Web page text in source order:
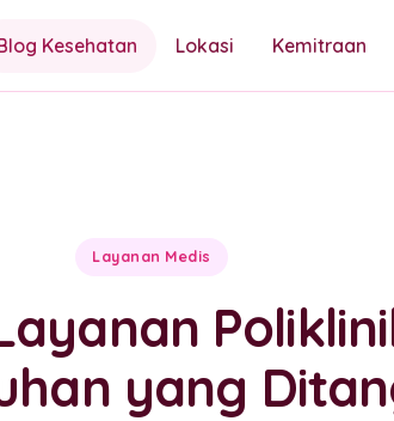
Kesehatan Lokasi Kemitraan
Layanan Medis
yang